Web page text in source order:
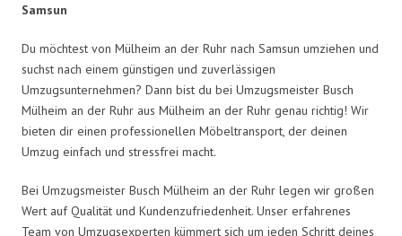
Samsun
Du möchtest von Mülheim an der Ruhr nach Samsun umziehen und
suchst nach einem günstigen und zuverlässigen
Umzugsunternehmen? Dann bist du bei Umzugsmeister Busch
Mülheim an der Ruhr aus Mülheim an der Ruhr genau richtig! Wir
bieten dir einen professionellen Möbeltransport, der deinen
Umzug einfach und stressfrei macht.
Bei Umzugsmeister Busch Mülheim an der Ruhr legen wir großen
Wert auf Qualität und Kundenzufriedenheit. Unser erfahrenes
Team von Umzugsexperten kümmert sich um jeden Schritt deines